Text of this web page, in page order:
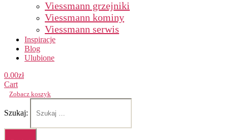
Viessmann grzejniki
Viessmann kominy
Viessmann serwis
Inspiracje
Blog
Ulubione
0.00zł
Cart
Zobacz koszyk
Szukaj: